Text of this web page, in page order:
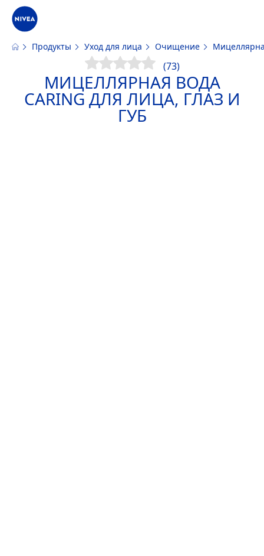
Наш сайт использует файлы cookie. Пожалуйста, ознакомьтесь с
файлов cookie и аналогичных
Продукты Уход для лица Очищение
(73)
МИЦЕЛЛЯРНАЯ ВОДА
CARING ДЛЯ ЛИЦА, ГЛАЗ И
ГУБ